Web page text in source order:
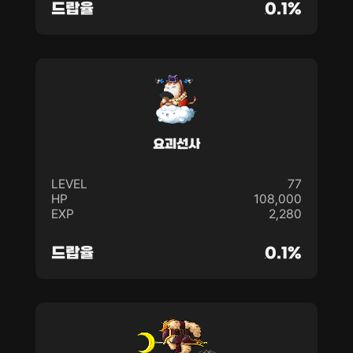
드랍율 0.1%
요괴선사
LEVEL
77
HP
108,000
EXP
2,280
드랍율 0.1%